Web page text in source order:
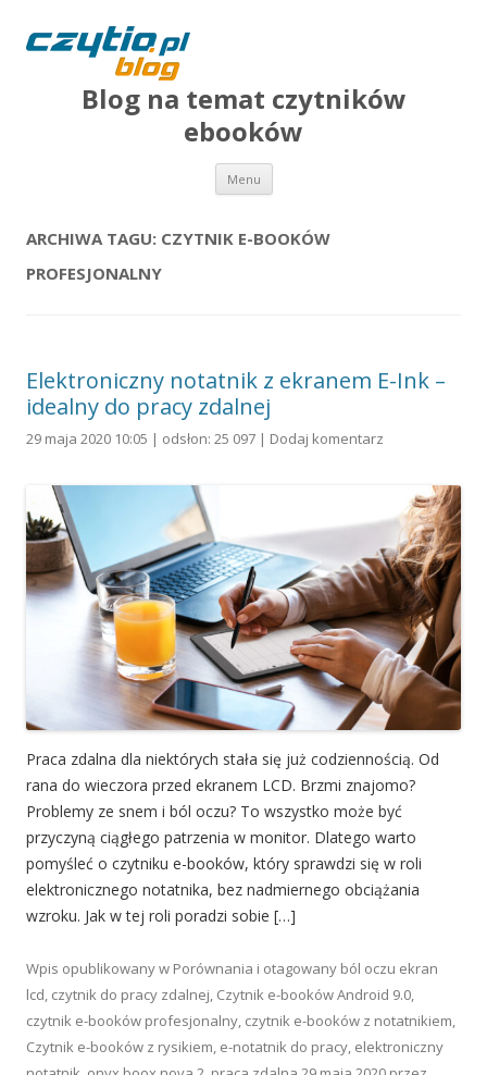
Blog na temat czytników
ebooków
Menu Przejdź do treści
ARCHIWA TAGU: CZYTNIK E-BOOKÓW
PROFESJONALNY
Elektroniczny notatnik z ekranem E-Ink –
idealny do pracy zdalnej
29 maja 2020 10:05 | odsłon: 25 097 | Dodaj komentarz
Praca zdalna dla niektórych stała się już codziennością. Od
rana do wieczora przed ekranem LCD. Brzmi znajomo?
Problemy ze snem i ból oczu? To wszystko może być
przyczyną ciągłego patrzenia w monitor. Dlatego warto
pomyśleć o czytniku e-booków, który sprawdzi się w roli
elektronicznego notatnika, bez nadmiernego obciążania
wzroku. Jak w tej roli poradzi sobie […]
Wpis opublikowany w Porównania i otagowany ból oczu ekran
lcd, czytnik do pracy zdalnej, Czytnik e-booków Android 9.0,
czytnik e-booków profesjonalny, czytnik e-booków z notatnikiem,
Czytnik e-booków z rysikiem, e-notatnik do pracy, elektroniczny